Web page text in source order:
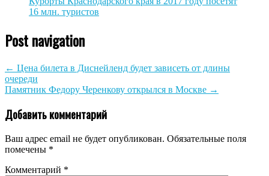
16 млн. туристов
Post navigation
← Цена билета в Диснейленд будет зависеть от длины
очереди
Памятник Федору Черенкову открылся в Москве →
Добавить комментарий
Ваш адрес email не будет опубликован. Обязательные поля
помечены *
Комментарий *